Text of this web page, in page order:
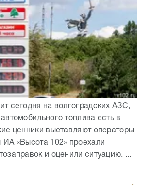
сегодня на волгоградских АЗС,
топлива есть в
ценники выставляют операторы
ИА «Высота 102» проехали
и оценили ситуацию. ...